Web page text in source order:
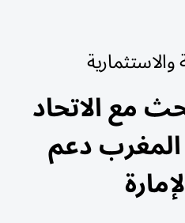
والاستثمارية
مع الاتحاد
المغرب دعم